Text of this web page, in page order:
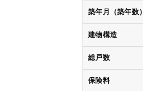
築年月（築年数）
建物構造
総戸数
保険料